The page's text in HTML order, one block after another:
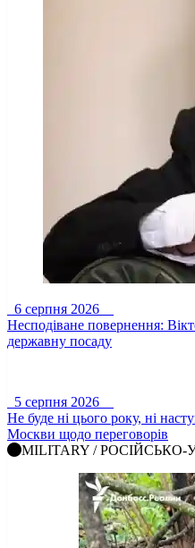
6 серпня 2026
Несподіване повернення:
державну посаду
5 серпня 2026
Не буде ні цього року, ні
Москви щодо переговорів
MILITARY /